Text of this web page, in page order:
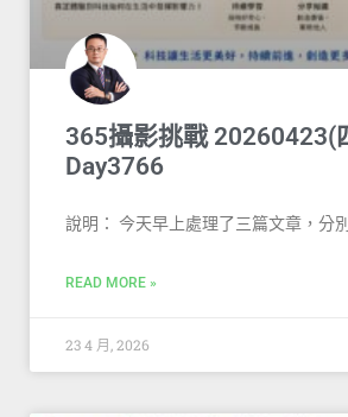
365攝影挑戰 20260423(
Day3766
說明： 今天早上處理了三篇文章，分
READ MORE »
23 4 月, 2026